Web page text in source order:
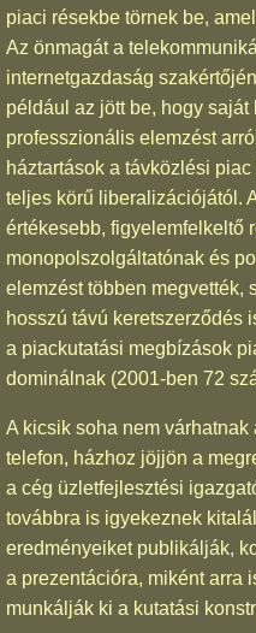
piaci résekbe törnek be,
Az önmagát a
internetgazdaság
például az jött be, hogy
professzionális elemzést
háztartások a távközlési
teljes körű liberalizációjától.
értékesebb, figyelemfelkeltő
monopolszolgáltatónak és
elemzést többen megvették,
hosszú távú keretszerződés
a piackutatási megbízások
dominálnak (2001-ben 72
A kicsik soha nem
telefon, házhoz jöjjön a
a cég üzletfejlesztési
továbbra is igyekeznek
eredményeiket publikálják,
a prezentációra, miként arra
munkálják ki a kutatási